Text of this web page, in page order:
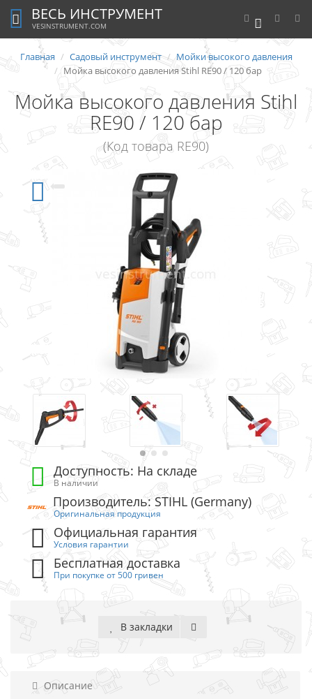
0
ВЕСЬ ИНСТРУМЕНТ
VESINSTRUMENT.COM
Главная Садовый инструмент
Мойки высокого давления
Мойка высокого давления Stihl RE90 / 120 бар
Мойка высокого давления Stihl
RE90 / 120 бар
(Код товара RE90)
Доступность: На складе
В наличии
Производитель: STIHL (Germany)
Оригинальная продукция
Официальная гарантия
Условия гарантии
Бесплатная доставка
При покупке от 500 гривен
В закладки
Описание